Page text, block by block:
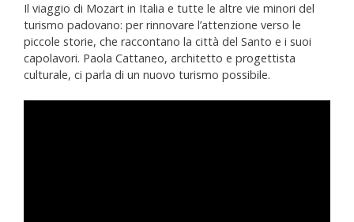
Il viaggio di Mozart in Italia e tutte le altre vie minori del
turismo padovano: per rinnovare l’attenzione verso le
piccole storie, che raccontano la città del Santo e i suoi
capolavori. Paola Cattaneo, architetto e progettista
culturale, ci parla di un nuovo turismo possibile.